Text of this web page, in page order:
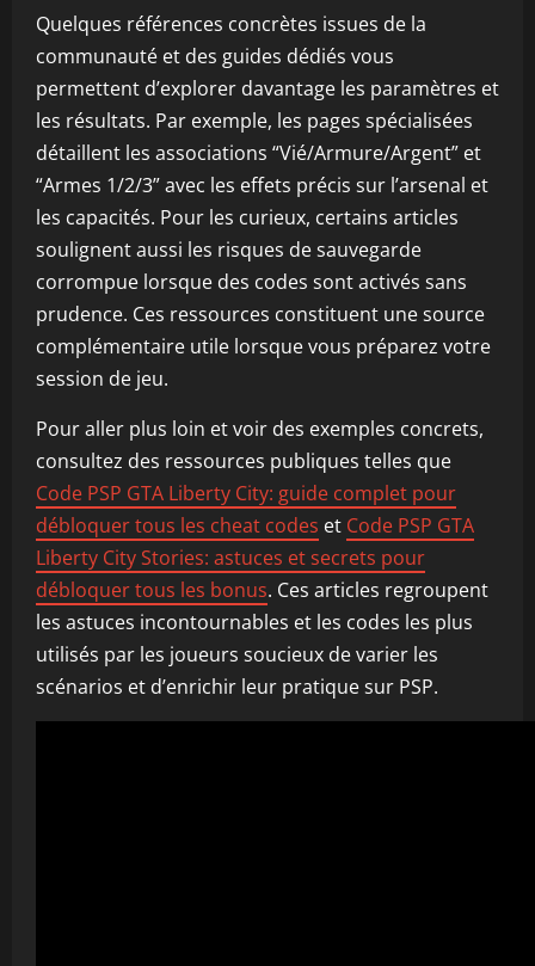
Quelques références concrètes issues de la
communauté et des guides dédiés vous
permettent d’explorer davantage les paramètres et
les résultats. Par exemple, les pages spécialisées
détaillent les associations “Vié/Armure/Argent” et
“Armes 1/2/3” avec les effets précis sur l’arsenal et
les capacités. Pour les curieux, certains articles
soulignent aussi les risques de sauvegarde
corrompue lorsque des codes sont activés sans
prudence. Ces ressources constituent une source
complémentaire utile lorsque vous préparez votre
session de jeu.
Pour aller plus loin et voir des exemples concrets,
consultez des ressources publiques telles que
Code PSP GTA Liberty City: guide complet pour
débloquer tous les cheat codes et Code PSP GTA
Liberty City Stories: astuces et secrets pour
débloquer tous les bonus. Ces articles regroupent
les astuces incontournables et les codes les plus
utilisés par les joueurs soucieux de varier les
scénarios et d’enrichir leur pratique sur PSP.